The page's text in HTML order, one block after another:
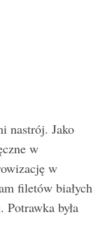
nastrój. Jako
w
w
filetów białych
była